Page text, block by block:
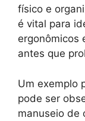
físico e
é vital para
ergonômicos
antes que
Um exemplo
pode ser
manuseio de